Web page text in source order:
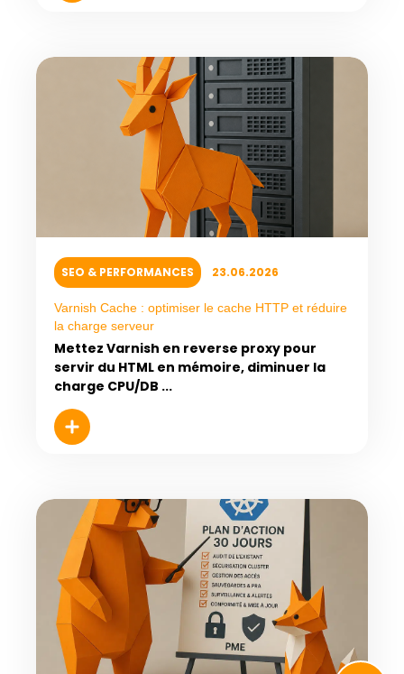
SEO & PERFORMANCES 23.06.2026
Varnish Cache : optimiser le cache HTTP et réduire
la charge serveur
Mettez Varnish en reverse proxy pour
servir du HTML en mémoire, diminuer la
charge CPU/DB ...